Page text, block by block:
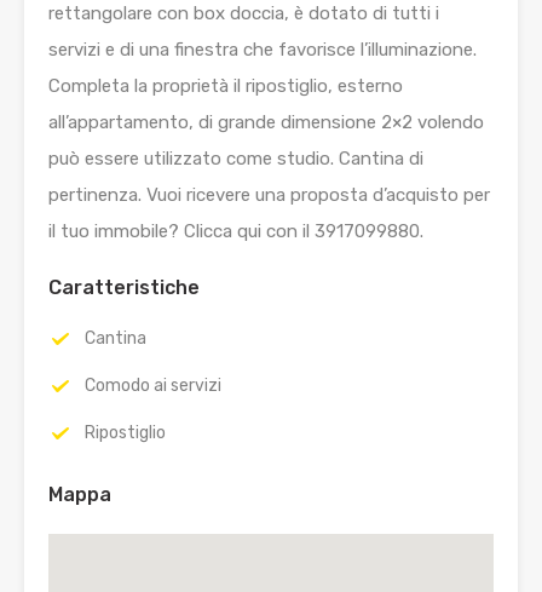
rettangolare con box doccia, è dotato di tutti i
servizi e di una finestra che favorisce l’illuminazione.
Completa la proprietà il ripostiglio, esterno
all’appartamento, di grande dimensione 2×2 volendo
può essere utilizzato come studio. Cantina di
pertinenza. Vuoi ricevere una proposta d’acquisto per
il tuo immobile? Clicca qui con il 3917099880.
Caratteristiche
Cantina
Comodo ai servizi
Ripostiglio
Mappa